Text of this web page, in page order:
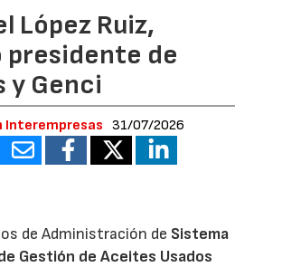
López Ruiz,
presidente de
y Genci
Interempresas 31/07/2026
de Administración de Sistema
Gestión de Aceites Usados